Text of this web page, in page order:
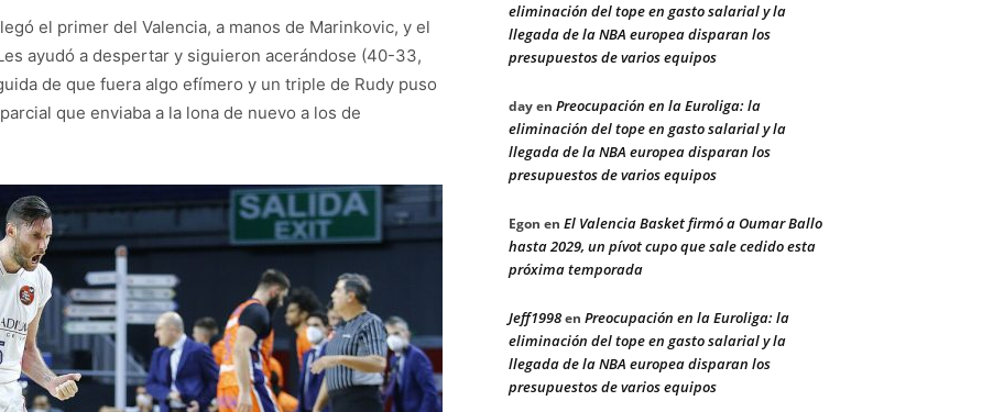
el primer del Valencia, a manos de Marinkovic, y el
ayudó a despertar y siguieron acerándose (40-33,
de que fuera algo efímero y un triple de Rudy puso
que enviaba a la lona de nuevo a los de
eliminación del tope en gasto salarial y la
llegada de la NBA europea disparan los
presupuestos de varios equipos
dayen Preocupación en la Euroliga: la
eliminación del tope en gasto salarial y la
llegada de la NBA europea disparan los
presupuestos de varios equipos
Egon en El Valencia Basket firmó a Oumar Ballo
hasta 2029, un pívot cupo que sale cedido esta
próxima temporada
Jeff1998en Preocupación en la Euroliga: la
eliminación del tope en gasto salarial y la
llegada de la NBA europea disparan los
presupuestos de varios equipos